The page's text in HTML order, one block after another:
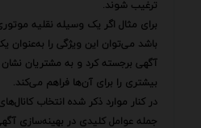
ترغیب شوند.
باشد می‌توان این ویژگی را به‌عنوان
آگهی برجسته کرد و به مشتریان
بیشتری را برای آن‌ها فراهم می‌کند.
در کنار موارد ذکر شده انتخاب
جمله عوامل کلیدی در بهینه‌سازی